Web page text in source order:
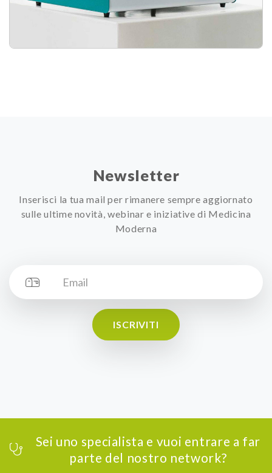
Newsletter
Inserisci la tua mail per rimanere sempre aggiornato
sulle ultime novità, webinar e iniziative di Medicina
Moderna
ISCRIVITI
Sei uno specialista e vuoi entrare a far
parte del nostro network?